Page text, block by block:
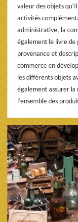
valeur des objets
activités
administrative, la
également le livre de
provenance et
commerce en
les différents objets
également assurer
l’ensemble des